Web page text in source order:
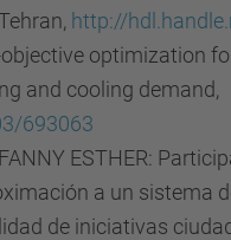
http://
objective optimization
and cooling demand,
693063
ESTHER:
a un sistema
de iniciativas